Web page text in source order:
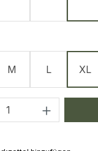
M L XL
Anzahl: